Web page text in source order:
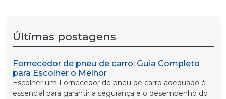
Últimas postagens
Fornecedor de pneu de carro: Guia Completo
para Escolher o Melhor
Escolher um Fornecedor de pneu de carro adequado é
essencial para garantir a segurança e o desempenho do